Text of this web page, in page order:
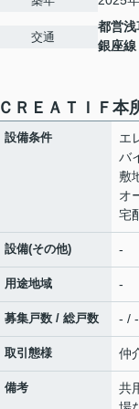
交通
都営浅
銀座線
ＣＲＥＡＴＩＦ本
設備条件
エ
バ
敷
オ
宅
設備(その他) -
用途地域 -
募集戸数 / 総戸数 - / -
取引態様 仲
備考
共